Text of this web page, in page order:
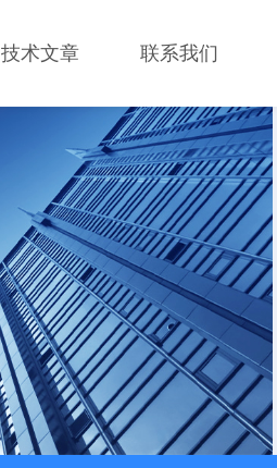
技术文章 联系我们